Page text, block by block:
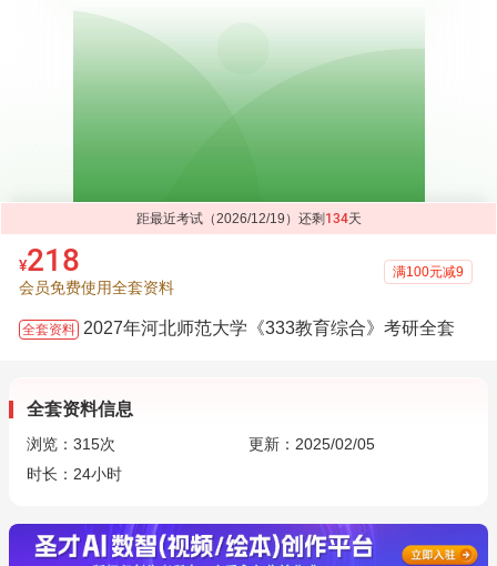
距最近考试（2026/12/19）还剩 134天
¥218
会员免费使用全套资料
满100元减9
全套资料 2027年河北师范大学《333教育综合》考研全套
全套资料信息
浏览： 315次
更新：2025/02/05
时长：24小时